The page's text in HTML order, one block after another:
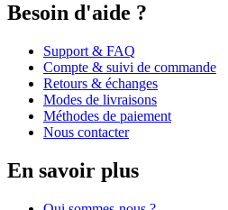
Besoin d'aide ?
Support & FAQ
Compte & suivi de commande
Retours & échanges
Modes de livraisons
Méthodes de paiement
Nous contacter
En savoir plus